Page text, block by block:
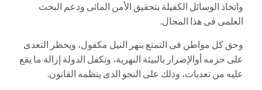
واتخاذ الوسائل الكفيلة بتحقيق الأمن المائى ودعم البحث
العلمى فى هذا المجال.
وحق كل مواطن فى التمتع بنهر النيل مكفول، ويحظر التعدى
على حرمه أوالإضرار بالبيئة النهرية، وتكفل الدولة إزالة ما يقع
عليه من تعديات، وذلك على النحو الذى ينظمه القانون.